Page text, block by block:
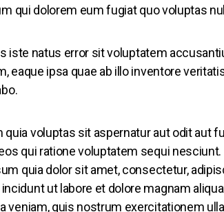
qui dolorem eum fugiat quo voluptas
iste natus error sit voluptatem
eaque ipsa quae ab illo inventore
voluptas sit aspernatur aut odit aut
qui ratione voluptatem sequi nesciunt.
quia dolor sit amet, consectetur,
ut labore et dolore magnam
veniam, quis nostrum exercitationem